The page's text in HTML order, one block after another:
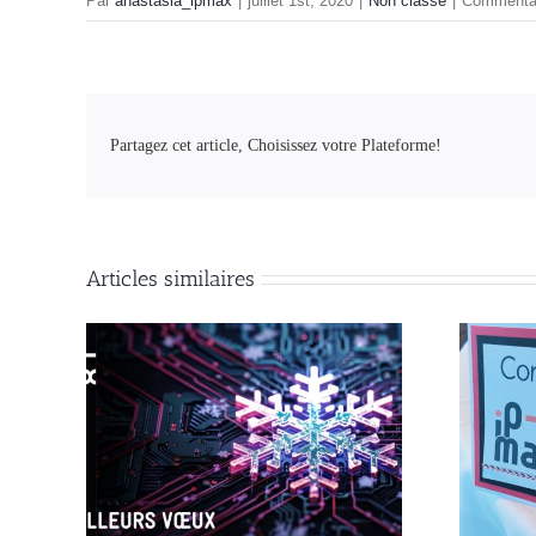
Partagez cet article, Choisissez votre Plateforme!
Articles similaires
IP-Max célèbre 20 ans de Rock-Solid
Swiss Internet